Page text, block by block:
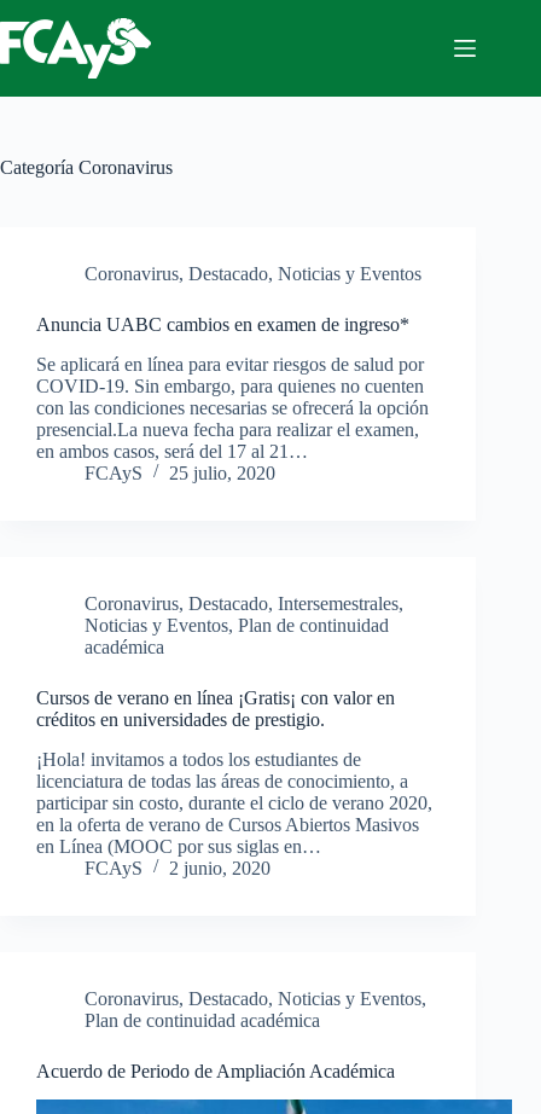
al
contenido
Categoría Coronavirus
Coronavirus, Destacado, Noticias y Eventos
Anuncia UABC cambios en examen de ingreso*
Se aplicará en línea para evitar riesgos de salud por
COVID-19. Sin embargo, para quienes no cuenten
con las condiciones necesarias se ofrecerá la opción
presencial.La nueva fecha para realizar el examen,
en ambos casos, será del 17 al 21…
FCAyS
25 julio, 2020
Coronavirus, Destacado, Intersemestrales,
Noticias y Eventos, Plan de continuidad
académica
Cursos de verano en línea ¡Gratis¡ con valor en
créditos en universidades de prestigio.
¡Hola! invitamos a todos los estudiantes de
licenciatura de todas las áreas de conocimiento, a
participar sin costo, durante el ciclo de verano 2020,
en la oferta de verano de Cursos Abiertos Masivos
en Línea (MOOC por sus siglas en…
FCAyS
2 junio, 2020
Coronavirus, Destacado, Noticias y Eventos,
Plan de continuidad académica
Acuerdo de Periodo de Ampliación Académica